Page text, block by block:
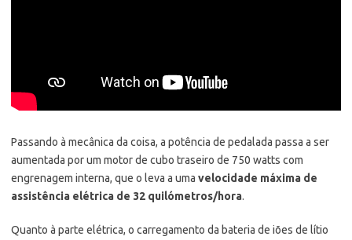
Passando à mecânica da coisa, a potência de pedalada passa a ser
aumentada por um motor de cubo traseiro de 750 watts com
engrenagem interna, que o leva a uma velocidade máxima de
assistência elétrica de 32 quilómetros/hora.
Quanto à parte elétrica, o carregamento da bateria de iões de lítio